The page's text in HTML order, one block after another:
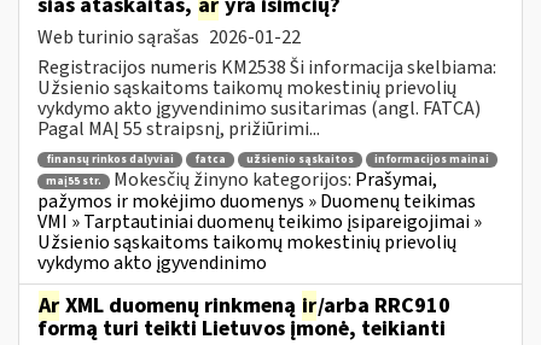
Web turinio sąrašas 2026-01-22
Registracijos numeris KM2538 Ši informacija skelbiama:
Užsienio sąskaitoms taikomų mokestinių prievolių
vykdymo akto įgyvendinimo susitarimas (angl. FATCA)
Pagal MAĮ 55 straipsnį, prižiūrimi...
finansų rinkos dalyviai fatca užsienio sąskaitos
informacijos mainai
maį55 str.
Mokesčių žinyno kategorijos: Prašymai,
pažymos ir mokėjimo duomenys » Duomenų teikimas
VMI » Tarptautiniai duomenų teikimo įsipareigojimai »
Užsienio sąskaitoms taikomų mokestinių prievolių
vykdymo akto įgyvendinimo
Ar XML duomenų rinkmeną ir/arba RRC910
formą turi teikti Lietuvos įmonė, teikianti